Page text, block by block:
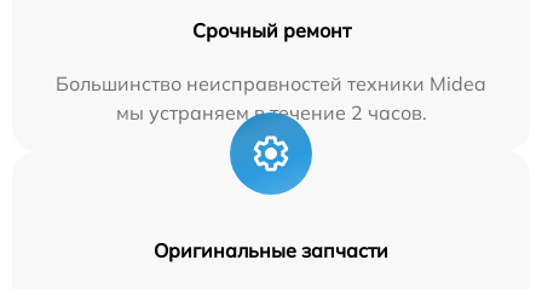
Срочный ремонт
Большинство неисправностей техники Midea
мы устраняем в течение 2 часов.
Оригинальные запчасти